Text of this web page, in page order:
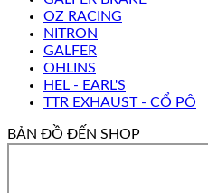
OZ RACING
NITRON
GALFER
OHLINS
HEL - EARL'S
TTR EXHAUST - CỔ PÔ
BẢN ĐỒ ĐẾN SHOP